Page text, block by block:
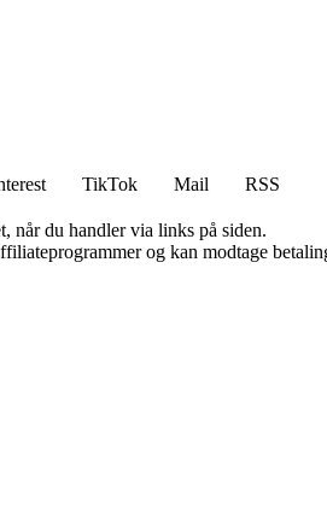
TikTok Mail
RSS
når du handler via links på siden.
og kan modtage